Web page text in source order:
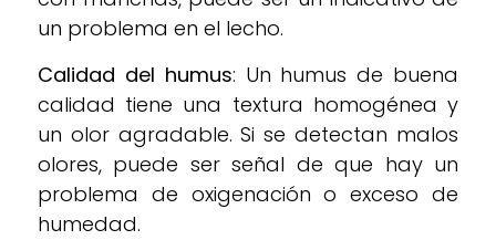
un problema en el lecho.
Calidad del humus: Un humus de buena
calidad tiene una textura homogénea y
un olor agradable. Si se detectan malos
olores, puede ser señal de que hay un
problema de oxigenación o exceso de
humedad.